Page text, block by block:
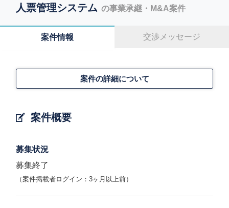
人票管理システム の事業承継・M&A案件
案件情報 交渉メッセージ
案件概要
案件の詳細について
募集状況
募集終了
（案件掲載者ログイン：3ヶ月以上前）